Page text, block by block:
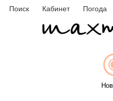
Поиск Кабинет Погода